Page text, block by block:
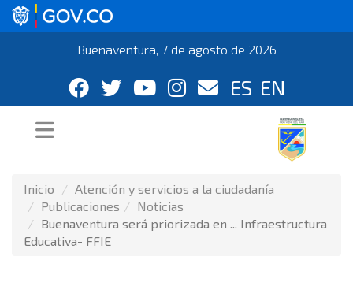
Buenaventura, 7 de agosto de 2026
ES EN
Inicio
Atención y servicios a la ciudadanía
Publicaciones
Noticias
Buenaventura será priorizada en ... Infraestructura
Educativa- FFIE